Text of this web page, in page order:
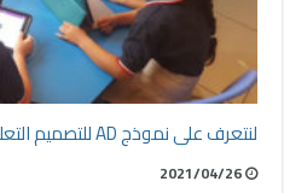
لنتعرف على نموذج AD للتصميم التعليمي
2021/04/26